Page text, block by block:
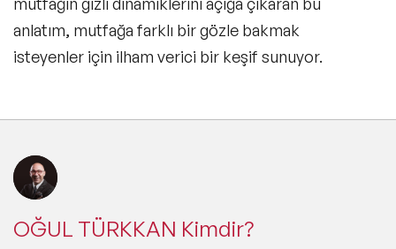
anlatım, mutfağa farklı bir gözle bakmak
isteyenler için ilham verici bir keşif sunuyor.
OĞUL TÜRKKAN Kimdir?